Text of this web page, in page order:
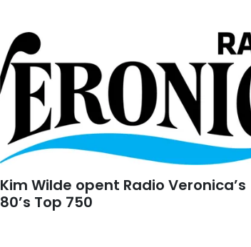
Kim Wilde opent Radio Veronica’s
80’s Top 750